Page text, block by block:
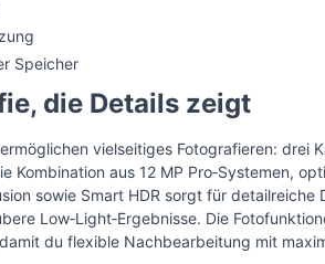
Speicher
die Details zeigt
vielseitiges Fotografieren: drei
Kombination aus 12 MP Pro‑Systemen,
sowie Smart HDR sorgt für detailreiche
Low‑Light‑Ergebnisse. Die
du flexible Nachbearbeitung mit